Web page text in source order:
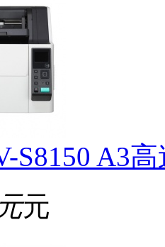
S8150 A3
元元